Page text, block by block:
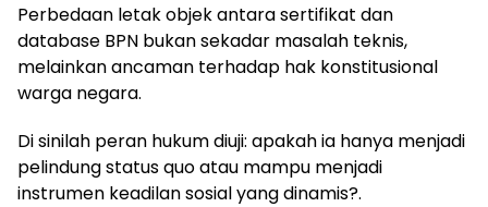
Perbedaan letak objek antara sertifikat dan
database BPN bukan sekadar masalah teknis,
melainkan ancaman terhadap hak konstitusional
warga negara.
Di sinilah peran hukum diuji: apakah ia hanya menjadi
pelindung status quo atau mampu menjadi
instrumen keadilan sosial yang dinamis?.